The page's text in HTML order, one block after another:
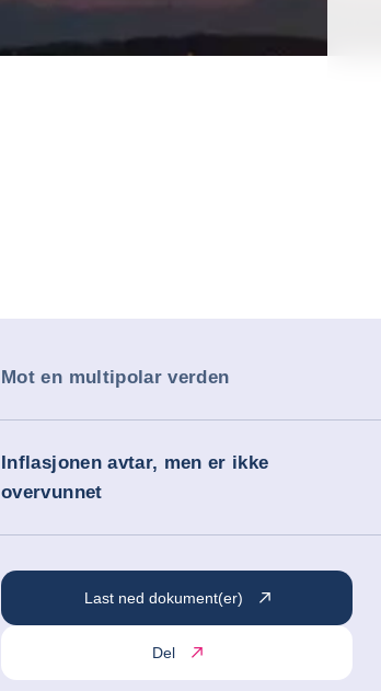
Mot en multipolar verden
Inflasjonen avtar, men er ikke
overvunnet
Last ned dokument(er)
Del